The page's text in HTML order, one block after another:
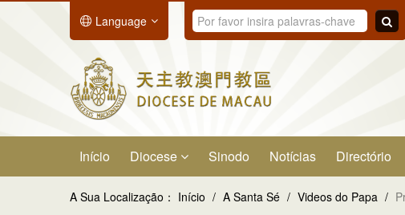
Language
Início Diocese Sinodo Notícias Directório
A Sua Localização： Início / A Santa Sé / Videos do Papa /